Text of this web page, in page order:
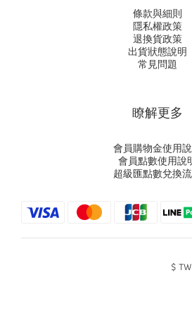
條款與細則
隱私權政策
退換貨政策
出貨狀態說明
常見問題
瞭解更多
會員購物金使用
會員點數使用說
超級匯點數兌換
$